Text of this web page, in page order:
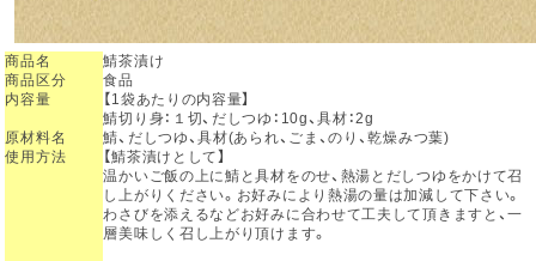
商品名
鯖茶漬け
商品区分
食品
内容量
【1袋あたりの内容量】
鯖切り身：１切、だしつゆ：10g、具材：2g
原材料名
鯖、だしつゆ、具材(あられ、ごま、のり、乾燥みつ葉)
使用方法
【鯖茶漬けとして】
温かいご飯の上に鯖と具材をのせ、熱湯とだしつゆをかけて召
し上がりください。お好みにより熱湯の量は加減して下さい。
わさびを添えるなどお好みに合わせて工夫して頂きますと、一
層美味しく召し上がり頂けます。